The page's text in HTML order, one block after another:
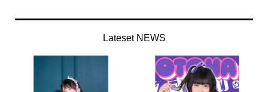
Lateset NEWS